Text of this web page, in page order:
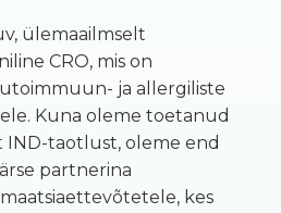
ülemaailmselt
CRO, mis on
ja allergiliste
Kuna oleme toetanud
taotlust, oleme end
partnerina
kes